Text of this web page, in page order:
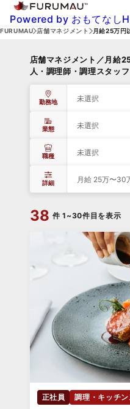
Powered by おもてなし
FURUMAU 店舗マネジメント 月給25万円
店舗マネジメント／月給
人・調理師・調理スタッフ
勤務地 未選択
業態 未選択
職種 未選択
詳細 月給 25万〜30
38 件 1~30件目を表示
正社員 調理・キッチ